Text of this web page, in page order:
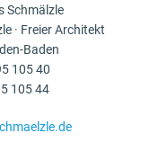
Schmälzle
· Freier Architekt
Baden
105 40
105 44